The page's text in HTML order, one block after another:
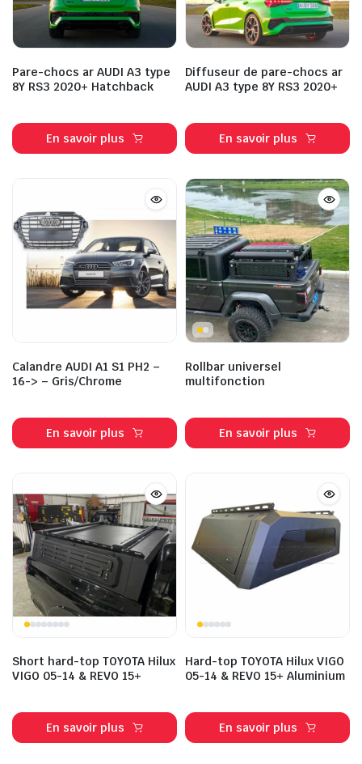
Pare-chocs ar AUDI A3 type
8Y RS3 2020+ Hatchback
En savoir plus
Diffuseur de pare-chocs ar
AUDI A3 type 8Y RS3 2020+
En savoir plus
Calandre AUDI A1 S1 PH2 –
16-> – Gris/Chrome
En savoir plus
Rollbar universel
multifonction
En savoir plus
Short hard-top TOYOTA Hilux
VIGO 05-14 & REVO 15+
En savoir plus
Hard-top TOYOTA Hilux VIGO
05-14 & REVO 15+ Aluminium
En savoir plus